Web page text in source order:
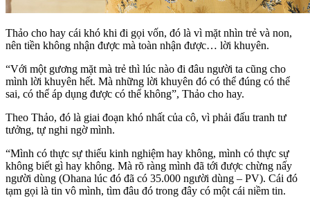
Thảo cho hay cái khó khi đi gọi vốn, đó là vì mặt nhìn trẻ và non,
nên tiền không nhận được mà toàn nhận được… lời khuyên.
“Với một gương mặt mà trẻ thì lúc nào đi đâu người ta cũng cho
mình lời khuyên hết. Mà những lời khuyên đó có thể đúng có thể
sai, có thể áp dụng được có thể không”, Thảo cho hay.
Theo Thảo, đó là giai đoạn khó nhất của cô, vì phải đấu tranh tư
tưởng, tự nghi ngờ mình.
“Mình có thực sự thiếu kinh nghiệm hay không, mình có thực sự
không biết gì hay không. Mà rõ ràng mình đã tới được chừng nấy
người dùng (Ohana lúc đó đã có 35.000 người dùng – PV). Cái đó
tạm gọi là tin vô mình, tìm đâu đó trong đây có một cái niềm tin.